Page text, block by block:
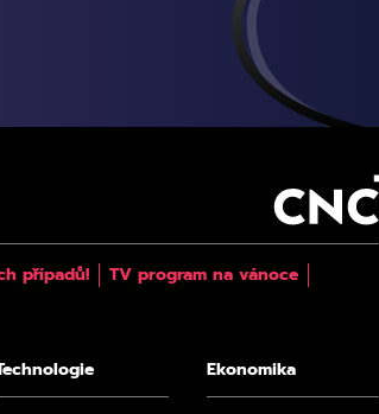
případů!
TV program na vánoce
Ekonomika